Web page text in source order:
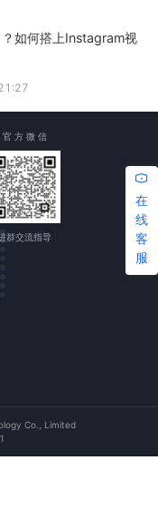
如何搭上Instagram视
在
线
客
服
官 方 微 信
群交流指导
Co., Limited